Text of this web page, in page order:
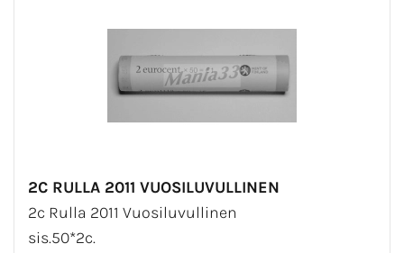
2C RULLA 2011 VUOSILUVULLINEN
2c Rulla 2011 Vuosiluvullinen
sis.50*2c.